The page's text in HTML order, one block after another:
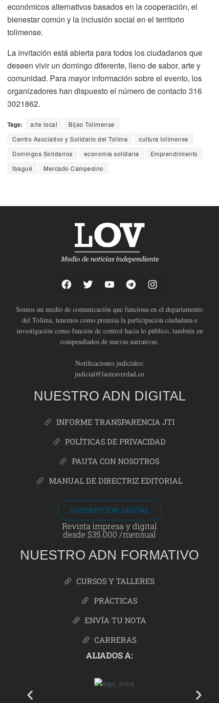
económicos alternativos basados en la cooperación, el
bienestar común y la inclusión social en el territorio
tolimense.
La invitación está abierta para todos los ciudadanos que
deseen vivir un domingo diferente, lleno de sabor, arte y
comunidad. Para mayor información sobre el evento, los
organizadores han dispuesto el número de contacto 316
3021862.
Tags: arte local
Bijao Tolimense
Centro Asociativo y Solidario del Tolima
cultura tolimense
Domingos Solidarios
economía solidaria
Emprendimiento
Ibagué
Mercado Campesino
Somos un medio de comunicación que funciona en el departamento
del Tolima, tenemos como premisa la participación ciudadana e
investigación como función de control hacia lo público, también en
compendiados de nuevas narrativas.
Notificaciones judiciales:
judicial@laotraverdad.co
NUESTRO ADN DIGITAL
INFORME TRANSPARENCIA JTI
POLÍTICAS DE PRIVACIDAD
PAUTA CON NOSOTROS
MANUAL DE DIRECTRIZ EDITORIAL
SUSCRIPCIÓN DIGITAL
Revista impresa y digital
desde $35.000 /mensual
NUESTRO ADN FORMATIVO
CURSOS Y TALLERES
PRÁCTICAS
ENVÍA TU NOTA
CARRERAS
ALIADOS A: